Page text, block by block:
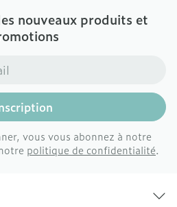
nouveaux produits et
vous vous abonnez à notre
politique de confidentialité.